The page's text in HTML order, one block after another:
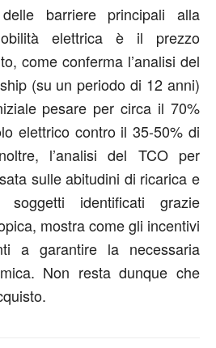
barriere principali alla
elettrica è il prezzo
come conferma l’analisi del
(su un periodo di 12 anni)
pesare per circa il 70%
elettrico contro il 35-50% di
l’analisi del TCO per
sulle abitudini di ricarica e
identificati grazie
mostra come gli incentivi
a garantire la necessaria
Non resta dunque che